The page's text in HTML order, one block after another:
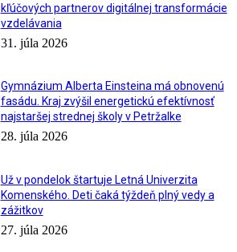
kľúčových partnerov digitálnej transformácie
vzdelávania
31. júla 2026
Gymnázium Alberta Einsteina má obnovenú
fasádu. Kraj zvýšil energetickú efektívnosť
najstaršej strednej školy v Petržalke
28. júla 2026
Už v pondelok štartuje Letná Univerzita
Komenského. Deti čaká týždeň plný vedy a
zážitkov
27. júla 2026